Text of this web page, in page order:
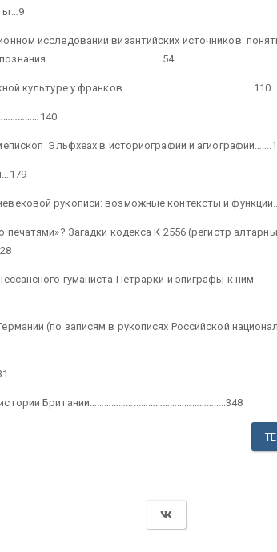
исследовании византийских источников:
познания…………………………………………54
культуре у франков……………………...………………………110
Эльфхеах в историографии и
рукописи: возможные контексты и
печатями»? Загадки кодекса К 2556 (регистр
гуманиста Петрарки и эпиграфы к ним
(по записям в рукописях Российской
истории Британии………………...……………………………..348